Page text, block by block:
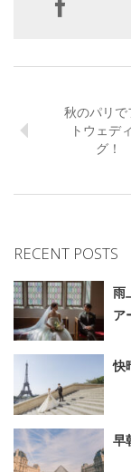
秋のパリで
トウェデ
グ！
RECENT POSTS
雨
ア
快
早